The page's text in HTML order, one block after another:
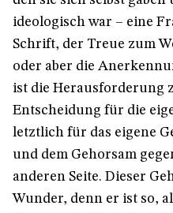
ideologisch war – eine
Schrift, der Treue zum
oder aber die
ist die Herausforderung
Entscheidung für die
letztlich für das eigene
und dem Gehorsam
anderen Seite. Dieser
Wunder, denn er ist so,